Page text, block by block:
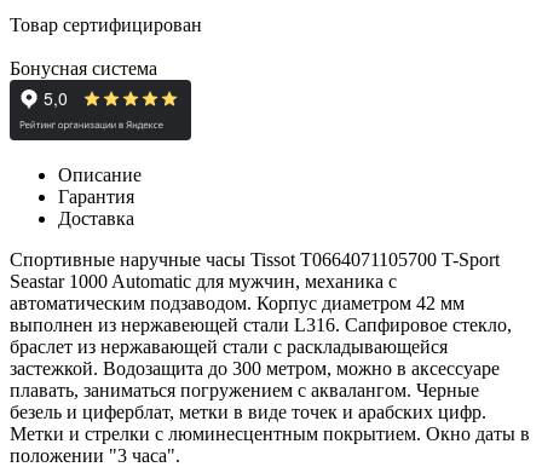
Товар сертифицирован
Бонусная система
Описание
Гарантия
Доставка
Спортивные наручные часы Tissot T0664071105700 T-Sport
Seastar 1000 Automatic для мужчин, механика с
автоматическим подзаводом. Корпус диаметром 42 мм
выполнен из нержавеющей стали L316. Сапфировое стекло,
браслет из нержавающей стали с раскладывающейся
застежкой. Водозащита до 300 метром, можно в аксессуаре
плавать, заниматься погружением с аквалангом. Черные
безель и циферблат, метки в виде точек и арабских цифр.
Метки и стрелки с люминесцентным покрытием. Окно даты в
положении "3 часа".